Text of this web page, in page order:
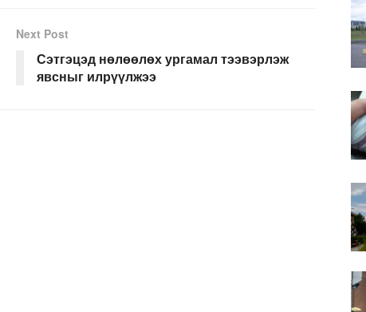
Next Post
Сэтгэцэд нөлөөлөх ургамал тээвэрлэж
явсныг илрүүлжээ